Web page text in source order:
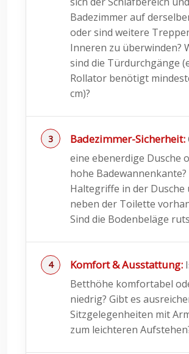
Badezimmer auf
oder sind weitere
Inneren zu überwinden?
sind die Türdurchgänge
Rollator benötigt
cm)?
Badezimmer-Sicherheit:
eine ebenerdige Dusche
hohe Badewannenkante?
Haltegriffe in der Dusche
neben der Toilette
Sind die Bodenbeläge
Komfort & Ausstattung:
Betthöhe komfortabel
niedrig? Gibt es
Sitzgelegenheiten mit
zum leichteren